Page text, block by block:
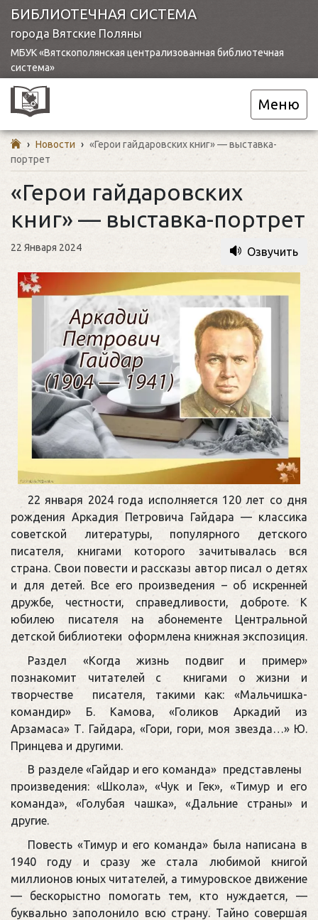
БИБЛИОТЕЧНАЯ СИСТЕМА
города Вятские Поляны
МБУК «Вятскополянская централизованная библиотечная
система»
Меню
› Новости › «Герои гайдаровских книг» — выставка-
портрет
«Герои гайдаровских
книг» — выставка-портрет
22 Января 2024 Озвучить
22 января 2024 года исполняется 120 лет со дня
рождения Аркадия Петровича Гайдара — классика
советской литературы, популярного детского
писателя, книгами которого зачитывалась вся
страна. Свои повести и рассказы автор писал о детях
и для детей. Все его произведения – об искренней
дружбе, честности, справедливости, доброте. К
юбилею писателя на абонементе Центральной
детской библиотеки оформлена книжная экспозиция.
Раздел «Когда жизнь подвиг и пример»
познакомит читателей с книгами о жизни и
творчестве писателя, такими как: «Мальчишка-
командир» Б. Камова, «Голиков Аркадий из
Арзамаса» Т. Гайдара, «Гори, гори, моя звезда…» Ю.
Принцева и другими.
В разделе «Гайдар и его команда» представлены
произведения: «Школа», «Чук и Гек», «Тимур и его
команда», «Голубая чашка», «Дальние страны» и
другие.
Повесть «Тимур и его команда» была написана в
1940 году и сразу же стала любимой книгой
миллионов юных читателей, а тимуровское движение
— бескорыстно помогать тем, кто нуждается, —
буквально заполонило всю страну. Тайно совершая